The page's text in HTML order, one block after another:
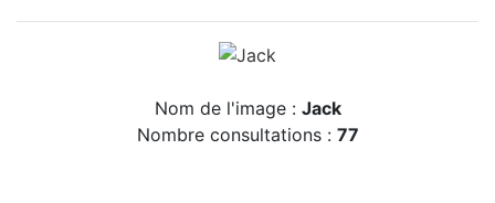
Nom de l'image : Jack
Nombre consultations : 77